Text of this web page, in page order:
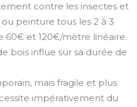
contre les insectes et
peinture tous les 2 à 3
60€ et 120€/mètre linéaire.
bois influe sur sa durée de
mais fragile et plus
impérativement du